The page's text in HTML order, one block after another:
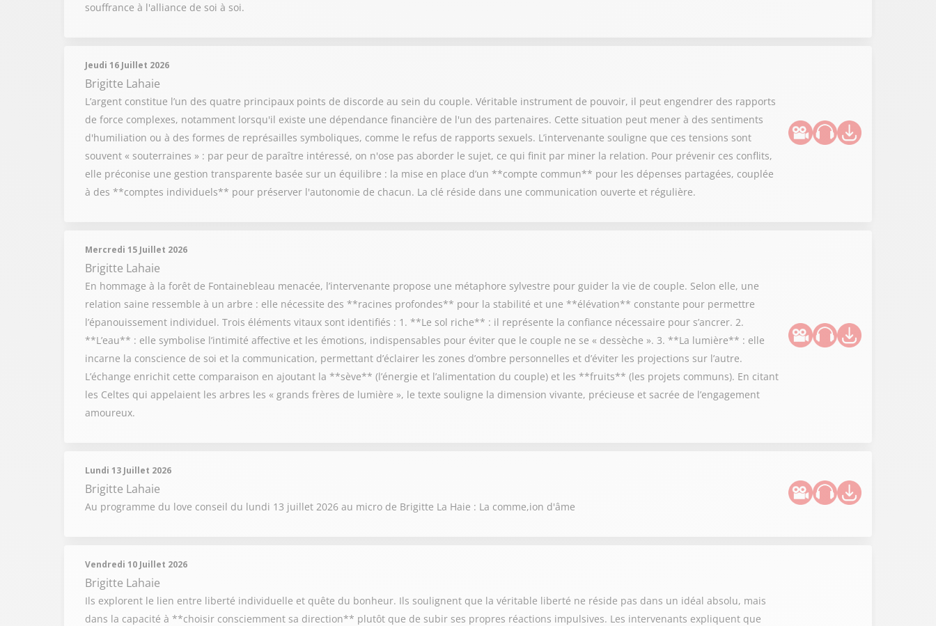
souffrance à l'alliance de soi à soi.
Jeudi 16 Juillet 2026
Brigitte Lahaie
L’argent constitue l’un des quatre principaux points de discorde au sein du couple. Véritable instrument de pouvoir, il peut engendrer des rapports
de force complexes, notamment lorsqu'il existe une dépendance financière de l'un des partenaires. Cette situation peut mener à des sentiments
d'humiliation ou à des formes de représailles symboliques, comme le refus de rapports sexuels. L’intervenante souligne que ces tensions sont
souvent « souterraines » : par peur de paraître intéressé, on n'ose pas aborder le sujet, ce qui finit par miner la relation. Pour prévenir ces conflits,
elle préconise une gestion transparente basée sur un équilibre : la mise en place d’un **compte commun** pour les dépenses partagées, couplée
à des **comptes individuels** pour préserver l'autonomie de chacun. La clé réside dans une communication ouverte et régulière.
Mercredi 15 Juillet 2026
Brigitte Lahaie
En hommage à la forêt de Fontainebleau menacée, l’intervenante propose une métaphore sylvestre pour guider la vie de couple. Selon elle, une
relation saine ressemble à un arbre : elle nécessite des **racines profondes** pour la stabilité et une **élévation** constante pour permettre
l’épanouissement individuel. Trois éléments vitaux sont identifiés : 1. **Le sol riche** : il représente la confiance nécessaire pour s’ancrer. 2.
**L’eau** : elle symbolise l’intimité affective et les émotions, indispensables pour éviter que le couple ne se « dessèche ». 3. **La lumière** : elle
incarne la conscience de soi et la communication, permettant d’éclairer les zones d’ombre personnelles et d’éviter les projections sur l’autre.
L’échange enrichit cette comparaison en ajoutant la **sève** (l’énergie et l’alimentation du couple) et les **fruits** (les projets communs). En citant
les Celtes qui appelaient les arbres les « grands frères de lumière », le texte souligne la dimension vivante, précieuse et sacrée de l’engagement
amoureux.
Lundi 13 Juillet 2026
Brigitte Lahaie
Au programme du love conseil du lundi 13 juillet 2026 au micro de Brigitte La Haie : La comme,ion d'âme
Vendredi 10 Juillet 2026
Brigitte Lahaie
Ils explorent le lien entre liberté individuelle et quête du bonheur. Ils soulignent que la véritable liberté ne réside pas dans un idéal absolu, mais
dans la capacité à **choisir consciemment sa direction** plutôt que de subir ses propres réactions impulsives. Les intervenants expliquent que